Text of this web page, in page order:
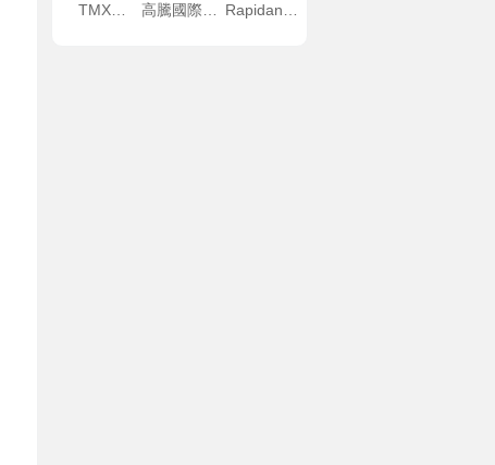
TMX
高騰國際資
Rapidan（石